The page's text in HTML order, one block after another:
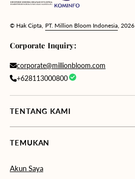
© Hak Cipta, PT. Million Bloom Indonesia , 2026
Corporate Inquiry:
corporate@millionbloom.com
+628113000800
TENTANG KAMI
TEMUKAN
Akun Saya